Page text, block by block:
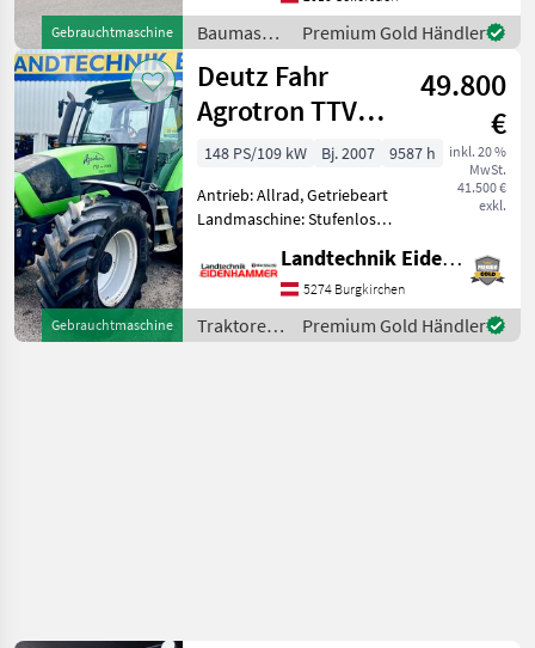
Gebrauchtmaschine
Zugmaul, Zusatz-
Hydraulikkreis, Ausschub
Weidemann
Baumaschinen
/
Weidemann
Premium Gold Händler
Gebrauchtmaschine
Deutz Fahr
Agrotron TTV
1145
49.800
€
inkl. 20 %
MwSt.
41.500 €
exkl.
148 PS/109 kW Bj. 2007
9587 h
Antrieb: Allrad, Getriebeart
Landmaschine: Stufenloses
Zapfwellendrehzahl:
540/540E/1000/1000E,
Höchstgeschwindigkeit in
km/h: 50 km/h, Aufla
Landtechnik Eidenhammer GmbH
5274 Burgkirchen
Traktoren
/ Deutz
Premium Gold Händler